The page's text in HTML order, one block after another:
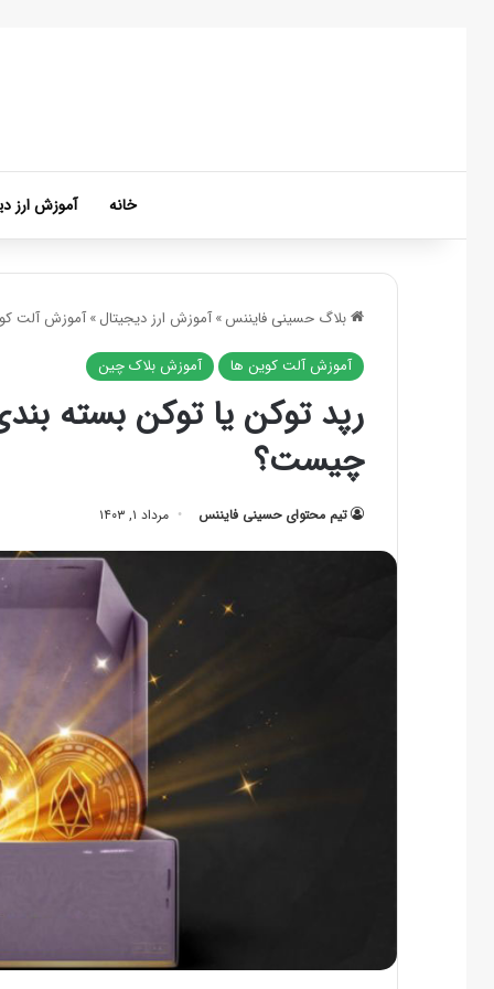
خانه آموزش ارز
بلاگ حسینی فایننس»آموزش ارز دیجیتال»آموزش آلت
آموزش آلت کوین ها آموزش بلاک چین
چیست؟
تیم محتوای حسینی‌ فایننس مرداد ۱, ۱۴۰۳